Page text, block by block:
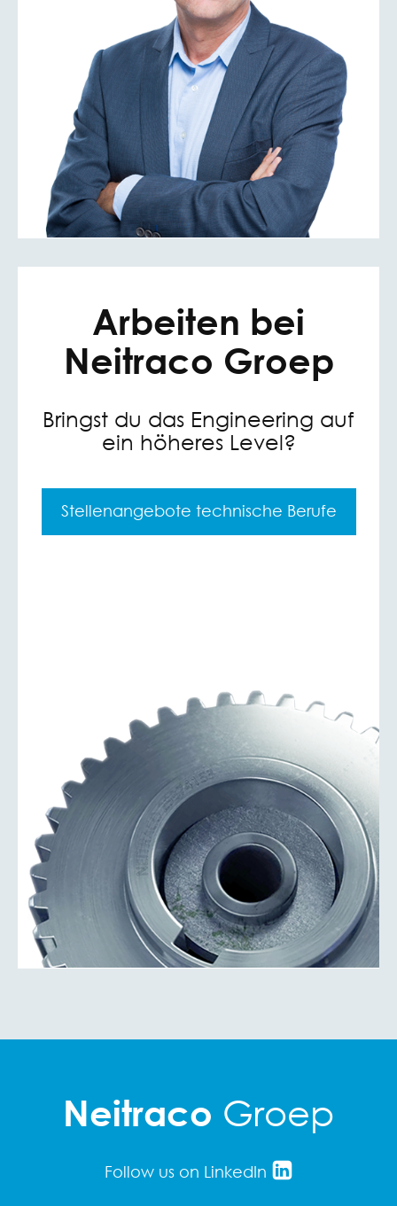
Arbeiten bei
Neitraco Groep
Bringst du das Engineering auf
ein höheres Level?
Stellenangebote technische Berufe
Neitraco Groep
Follow us on LinkedIn